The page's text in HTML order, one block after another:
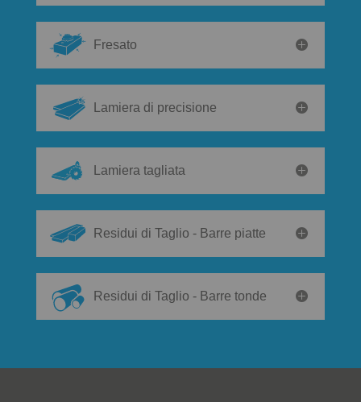
Fresato
Lamiera di precisione
Lamiera tagliata
Residui di Taglio - Barre piatte
Residui di Taglio - Barre tonde